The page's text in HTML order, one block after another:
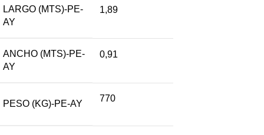
LARGO (MTS)-PE-
AY
1,89
ANCHO (MTS)-PE-
AY
0,91
PESO (KG)-PE-AY
770